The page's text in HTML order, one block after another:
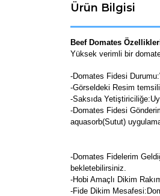
Ürün Bilgisi
Beef Domates
Yüksek verimli bir
-Domates Fidesi
-Görseldeki Resim
-Saksıda
-Domates Fidesi
aquasorb(Sutut)
-Domates Fidelerim
bekletebilirsiniz.
-Hobi Amaçlı Dikim
-Fide Dikim